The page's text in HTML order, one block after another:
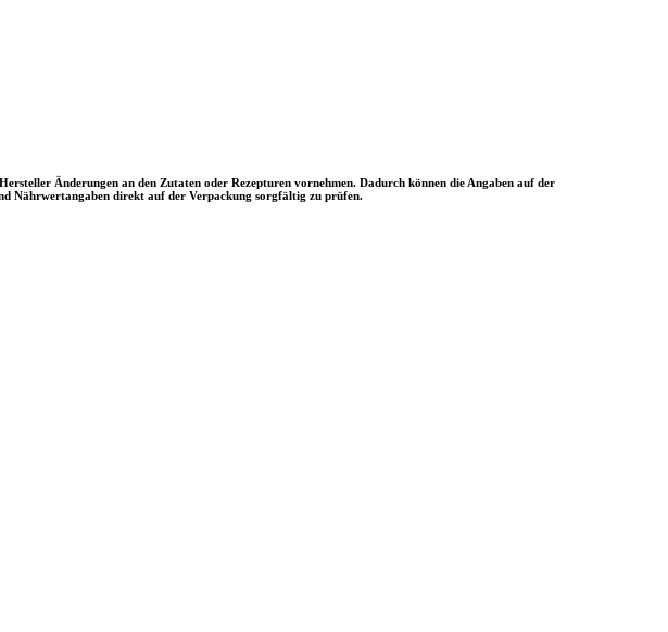
Änderungen an den Zutaten oder Rezepturen vornehmen. Dadurch können die Angaben auf der
Nährwertangaben direkt auf der Verpackung sorgfältig zu prüfen.